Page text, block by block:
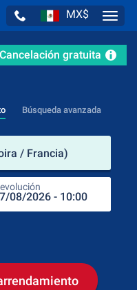
MX$
Cancelación gratuita
Búsqueda avanzada
/ Francia)